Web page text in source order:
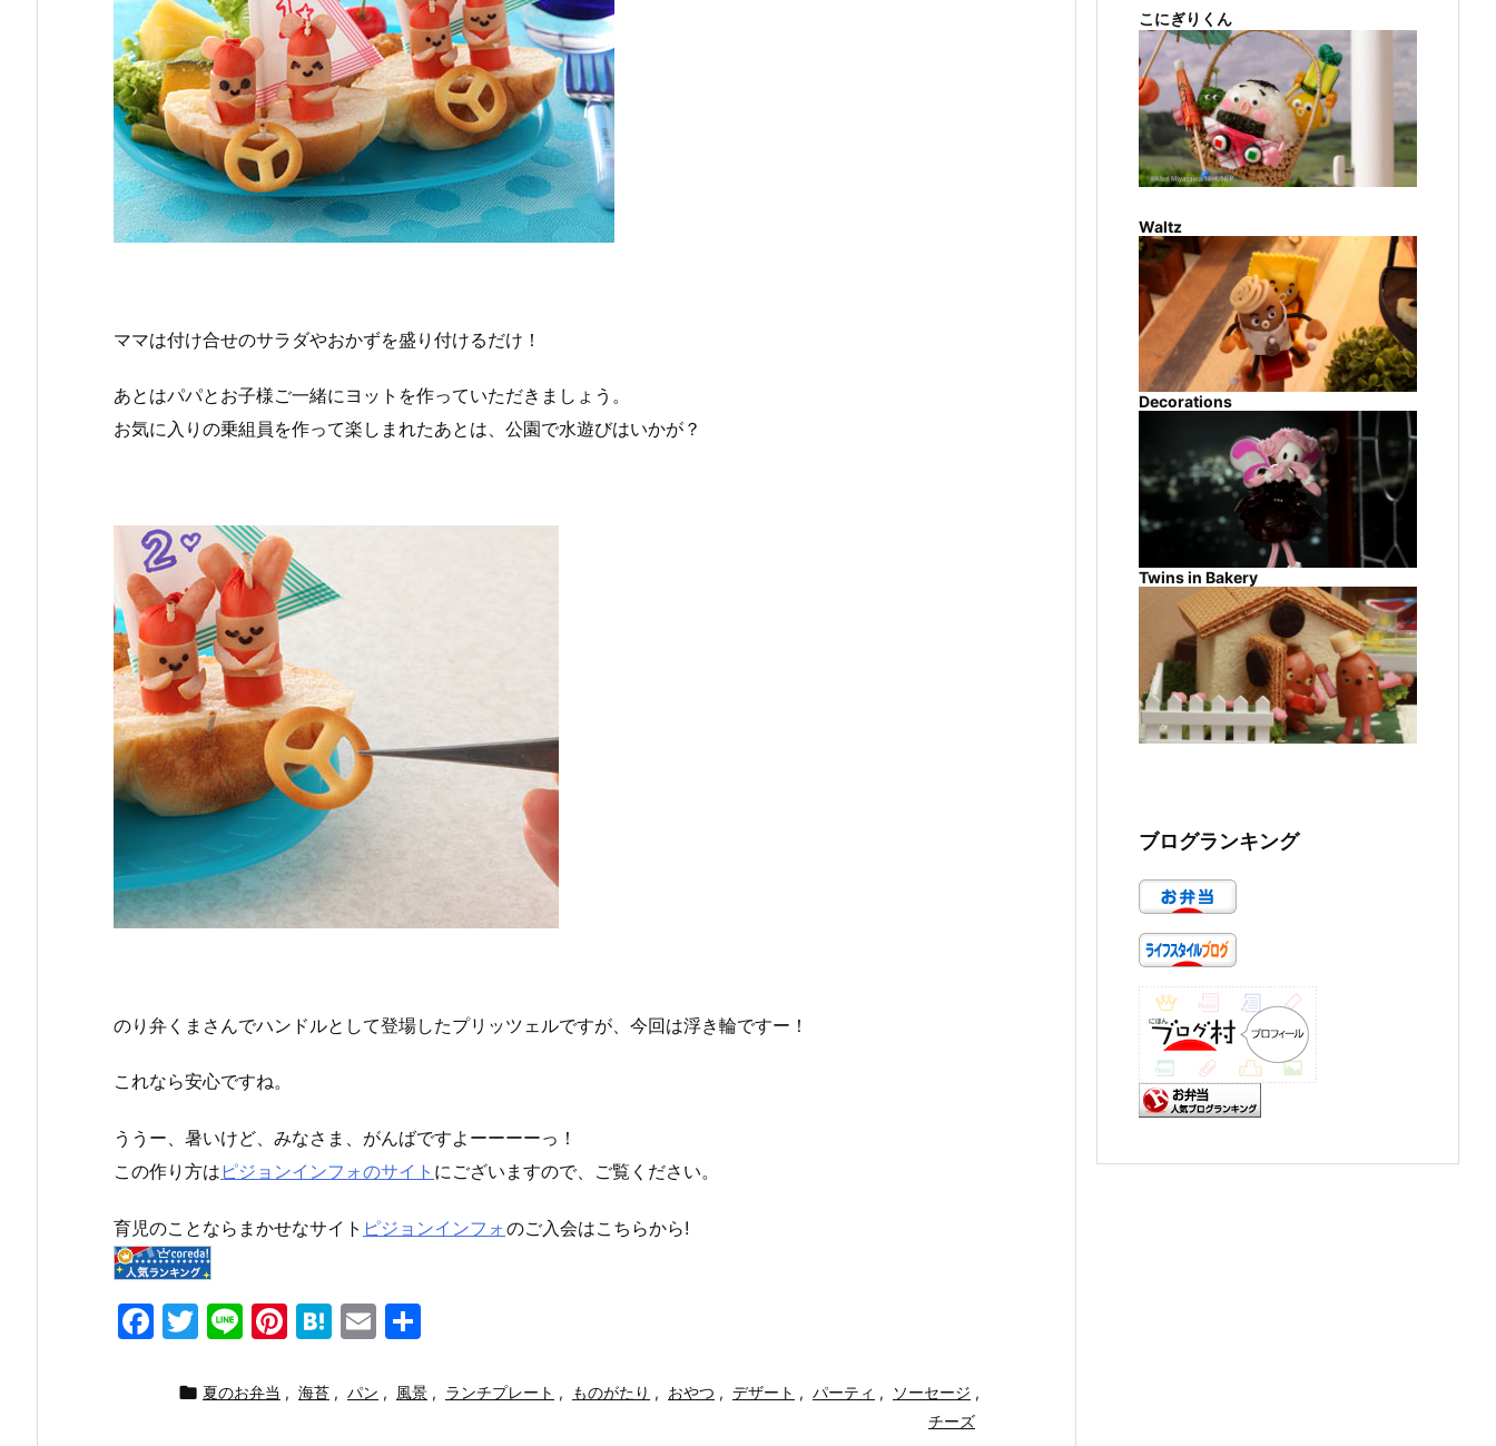
ママは付け合せのサラダやおかずを盛り付けるだけ！
あとはパパとお子様ご一緒にヨットを作っていただきましょう。
お気に入りの乗組員を作って楽しまれたあとは、公園で水遊びはいかが？
のり弁くまさんでハンドルとして登場したプリッツェルですが、今回は浮き輪ですー！
これなら安心ですね。
ううー、暑いけど、みなさま、がんばですよーーーーっ！
この作り方は ピジョンインフォのサイト にございますので、ご覧ください。
育児のことならまかせなサイト ピジョンインフォのご入会はこちらから!
F
T
itt
Li
e
Pi
er
H
e
E
ai
 夏のお弁当 , 海苔 , パン , 風景 , ランチプレート , ものがたり , おやつ , デザート , パーティ , ソーセージ ,
チーズ
こにぎりくん
Waltz
Decorations
Twins in Bakery
ブログランキング